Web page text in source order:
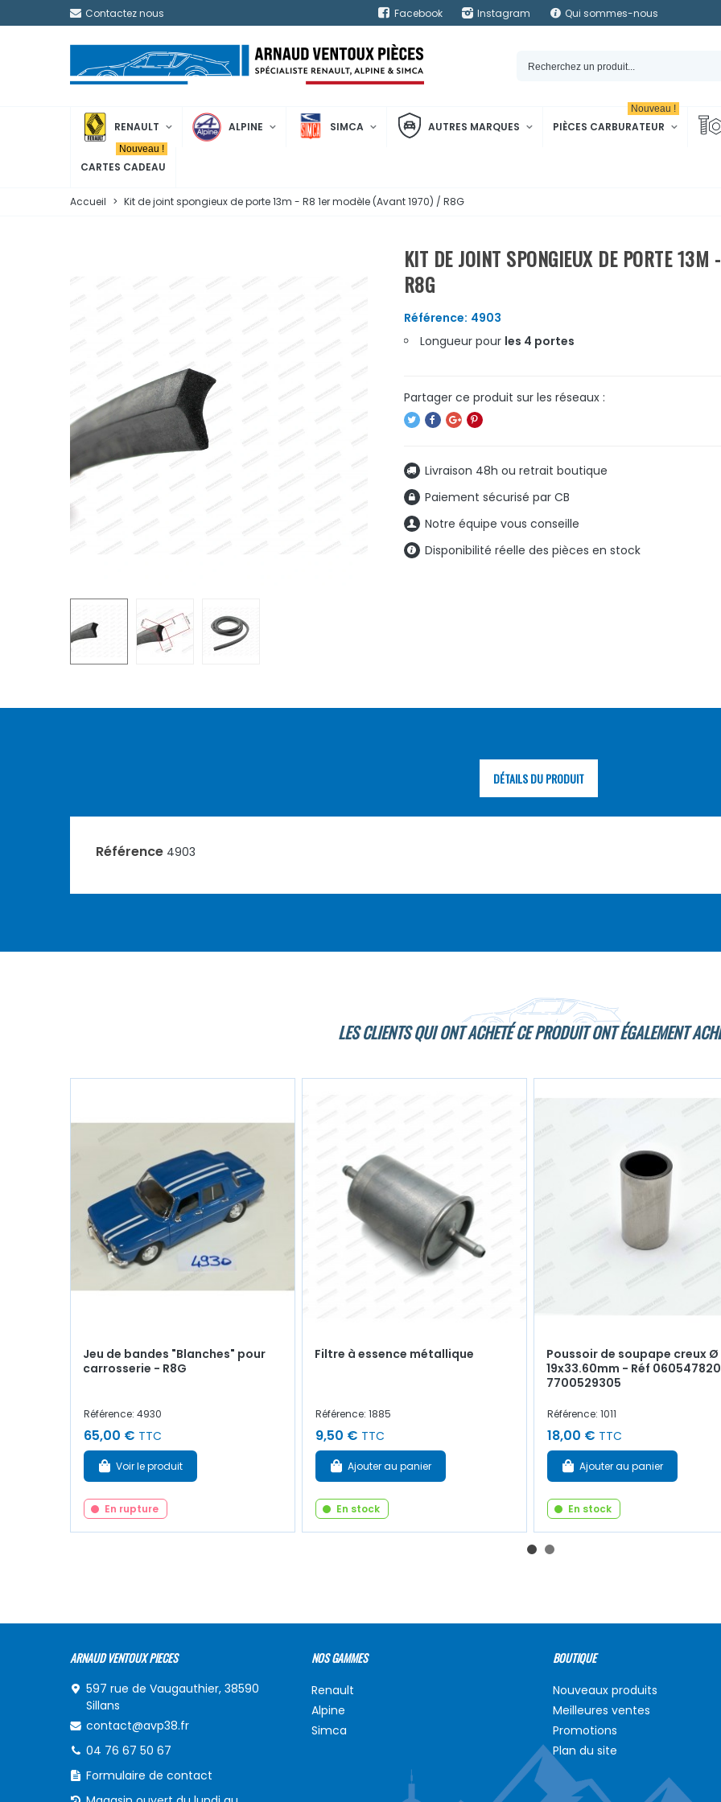
Contactez nous Facebook Instagram Qui sommes-nous
RENAULT ALPINE SIMCA AUTRES MARQUES PIÈCES CARBURATEUR
Nouveau !
CARTES CADEAU
Nouveau !
Accueil > Kit de joint spongieux de porte 13m - R8 1er modèle (Avant 1970) / R8G
KIT DE JOINT SPONGIEUX DE PORTE
R8G
Référence: 4903
Longueur pour les 4 portes
Livraison 48h ou retrait boutique
Paiement sécurisé par CB
Notre équipe vous conseille
Disponibilité réelle des pièces en stock
DÉTAILS DU PRODUIT
Référence 4903
LES CLIENTS QUI ONT ACHETÉ CE PRODUIT ONT ÉGALEMENT
Jeu de bandes "Blanches" pour
carrosserie - R8G
Référence: 4930
65,00 € TTC
Voir le produit
En rupture
Filtre à essence métallique
Référence: 1885
9,50 € TTC
Ajouter au panier
En stock
Poussoir de soupape creux Ø
19x33.60mm - Réf
7700529305
Référence: 1011
18,00 € TTC
Ajouter au panier
En stock
ARNAUD VENTOUX PIECES
597 rue de Vaugauthier, 38590
Sillans
contact@avp38.fr
04 76 67 50 67
Formulaire de contact
NOS GAMMES
Renault
Alpine
Simca
BOUTIQUE
Nouveaux produits
Meilleures ventes
Promotions
Plan du site